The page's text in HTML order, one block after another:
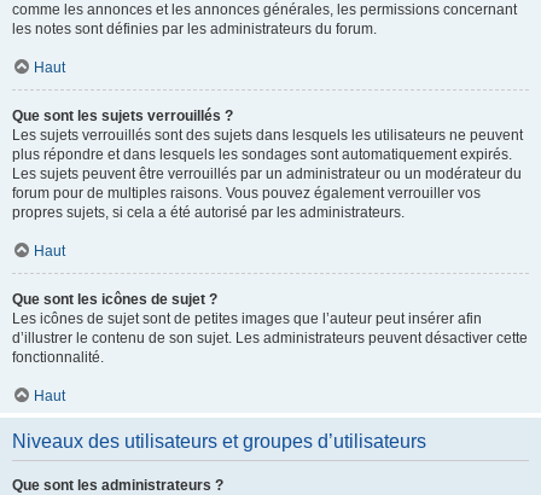
comme les annonces et les annonces générales, les permissions concernant
les notes sont définies par les administrateurs du forum.
Haut
Que sont les sujets verrouillés ?
Les sujets verrouillés sont des sujets dans lesquels les utilisateurs ne peuvent
plus répondre et dans lesquels les sondages sont automatiquement expirés.
Les sujets peuvent être verrouillés par un administrateur ou un modérateur du
forum pour de multiples raisons. Vous pouvez également verrouiller vos
propres sujets, si cela a été autorisé par les administrateurs.
Haut
Que sont les icônes de sujet ?
Les icônes de sujet sont de petites images que l’auteur peut insérer afin
d’illustrer le contenu de son sujet. Les administrateurs peuvent désactiver cette
fonctionnalité.
Haut
Niveaux des utilisateurs et groupes d’utilisateurs
Que sont les administrateurs ?